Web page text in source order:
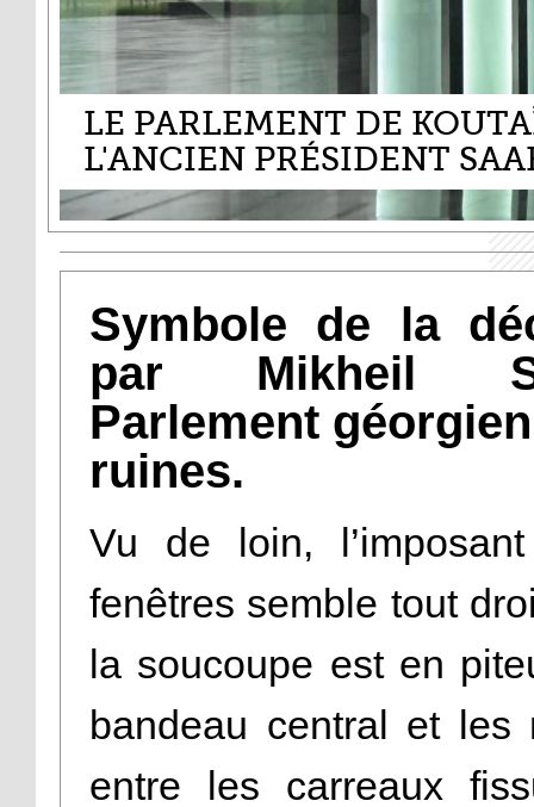
LE PARLEMENT DE
L'ANCIEN PRÉSIDENT
Symbole de la
par Mikheil
Parlement
ruines.
Vu de loin,
fenêtres semble tout
la soucoupe est en
bandeau central et les
entre les carreaux